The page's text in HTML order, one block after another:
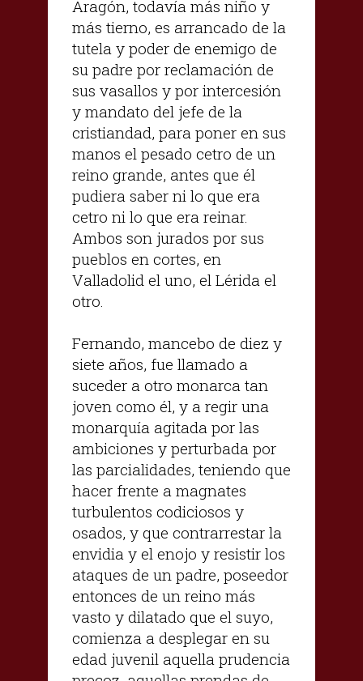
Aragón, todavía más niño y
más tierno, es arrancado de la
tutela y poder de enemigo de
su padre por reclamación de
sus vasallos y por intercesión
y mandato del jefe de la
cristiandad, para poner en sus
manos el pesado cetro de un
reino grande, antes que él
pudiera saber ni lo que era
cetro ni lo que era reinar.
Ambos son jurados por sus
pueblos en cortes, en
Valladolid el uno, el Lérida el
otro.
Fernando, mancebo de diez y
siete años, fue llamado a
suceder a otro monarca tan
joven como él, y a regir una
monarquía agitada por las
ambiciones y perturbada por
las parcialidades, teniendo que
hacer frente a magnates
turbulentos codiciosos y
osados, y que contrarrestar la
envidia y el enojo y resistir los
ataques de un padre, poseedor
entonces de un reino más
vasto y dilatado que el suyo,
comienza a desplegar en su
edad juvenil aquella prudencia